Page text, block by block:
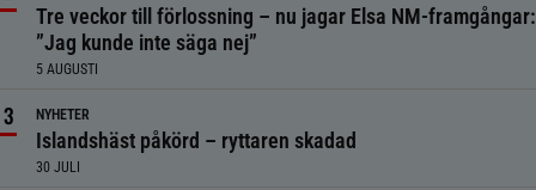
Tre veckor till förlossning – nu jagar Elsa NM-framgångar:
”Jag kunde inte säga nej”
5 AUGUSTI
NYHETER
Islandshäst påkörd – ryttaren skadad
30 JULI